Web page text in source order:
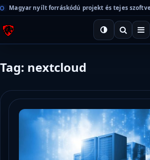
Magyar nyílt forráskódú projekt és tejes
Tag: nextcloud